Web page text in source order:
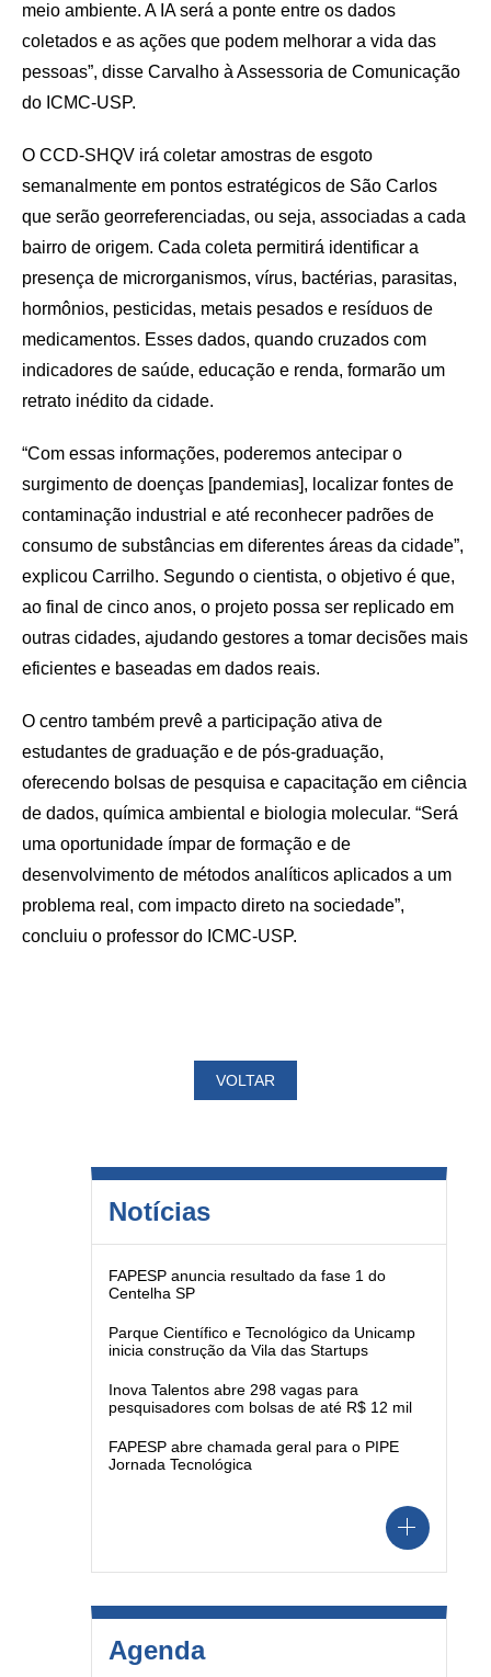
meio ambiente. A IA será a ponte entre os dados
coletados e as ações que podem melhorar a vida das
pessoas”, disse Carvalho à Assessoria de Comunicação
do ICMC-USP.
O CCD-SHQV irá coletar amostras de esgoto
semanalmente em pontos estratégicos de São Carlos
que serão georreferenciadas, ou seja, associadas a cada
bairro de origem. Cada coleta permitirá identificar a
presença de microrganismos, vírus, bactérias, parasitas,
hormônios, pesticidas, metais pesados e resíduos de
medicamentos. Esses dados, quando cruzados com
indicadores de saúde, educação e renda, formarão um
retrato inédito da cidade.
“Com essas informações, poderemos antecipar o
surgimento de doenças [pandemias], localizar fontes de
contaminação industrial e até reconhecer padrões de
consumo de substâncias em diferentes áreas da cidade”,
explicou Carrilho. Segundo o cientista, o objetivo é que,
ao final de cinco anos, o projeto possa ser replicado em
outras cidades, ajudando gestores a tomar decisões mais
eficientes e baseadas em dados reais.
O centro também prevê a participação ativa de
estudantes de graduação e de pós-graduação,
oferecendo bolsas de pesquisa e capacitação em ciência
de dados, química ambiental e biologia molecular. “Será
uma oportunidade ímpar de formação e de
desenvolvimento de métodos analíticos aplicados a um
problema real, com impacto direto na sociedade”,
concluiu o professor do ICMC-USP.
VOLTAR
Notícias
FAPESP anuncia resultado da fase 1 do
Centelha SP
Parque Científico e Tecnológico da Unicamp
inicia construção da Vila das Startups
Inova Talentos abre 298 vagas para
pesquisadores com bolsas de até R$ 12 mil
FAPESP abre chamada geral para o PIPE
Jornada Tecnológica
Agenda